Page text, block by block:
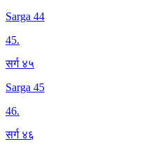
Sarga 44
45.
सर्ग ४५
Sarga 45
46.
सर्ग ४६